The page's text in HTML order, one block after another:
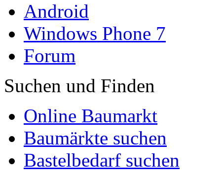
Android
Windows Phone 7
Forum
Suchen und Finden
Online Baumarkt
Baumärkte suchen
Bastelbedarf suchen